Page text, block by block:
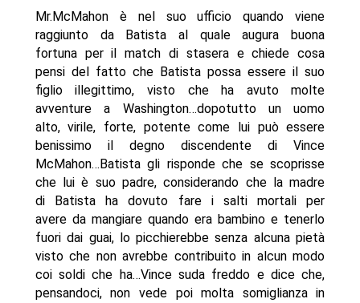
Mr.McMahon è nel suo ufficio quando viene
raggiunto da Batista al quale augura buona
fortuna per il match di stasera e chiede cosa
pensi del fatto che Batista possa essere il suo
figlio illegittimo, visto che ha avuto molte
avventure a Washington…dopotutto un uomo
alto, virile, forte, potente come lui può essere
benissimo il degno discendente di Vince
McMahon…Batista gli risponde che se scoprisse
che lui è suo padre, considerando che la madre
di Batista ha dovuto fare i salti mortali per
avere da mangiare quando era bambino e tenerlo
fuori dai guai, lo picchierebbe senza alcuna pietà
visto che non avrebbe contribuito in alcun modo
coi soldi che ha…Vince suda freddo e dice che,
pensandoci, non vede poi molta somiglianza in